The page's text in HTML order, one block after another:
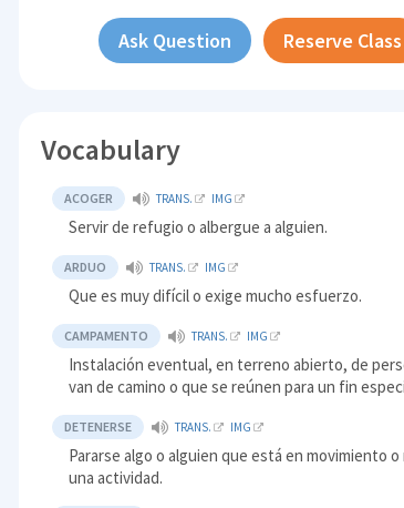
Ask Question Reserve Class
Vocabulary
ACOGER TRANS. IMG
Servir de refugio o albergue a alguien.
ARDUO TRANS. IMG
Que es muy difícil o exige mucho esfuerzo.
CAMPAMENTO TRANS. IMG
Instalación eventual, en terreno abierto, de
van de camino o que se reúnen para un fin
DETENERSE TRANS. IMG
Pararse algo o alguien que está en movimiento o
una actividad.